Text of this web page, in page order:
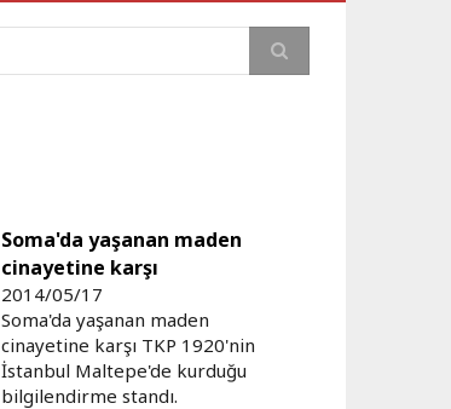
Soma'da yaşanan maden
cinayetine karşı
2014/05/17
Soma'da yaşanan maden
cinayetine karşı TKP 1920'nin
İstanbul Maltepe'de kurduğu
bilgilendirme standı.